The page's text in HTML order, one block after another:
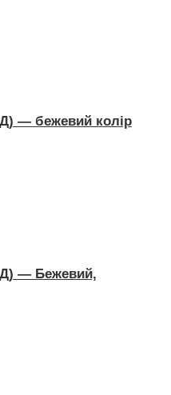
— бежевий колір
Д) — Бежевий,